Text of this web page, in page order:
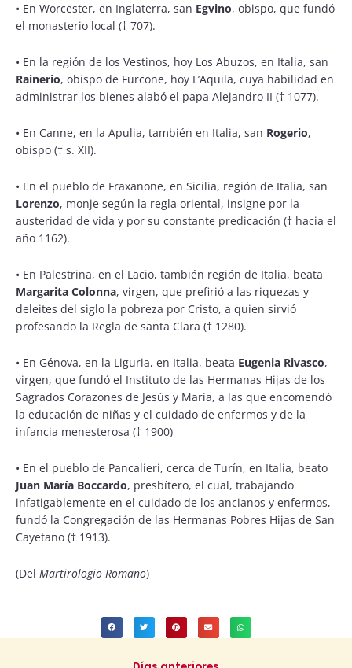
• En Worcester, en Inglaterra, san Egvino, obispo, que fundó
el monasterio local († 707).
• En la región de los Vestinos, hoy Los Abuzos, en Italia, san
Rainerio, obispo de Furcone, hoy L’Aquila, cuya habilidad en
administrar los bienes alabó el papa Alejandro II († 1077).
• En Canne, en la Apulia, también en Italia, san Rogerio,
obispo († s. XII).
• En el pueblo de Fraxanone, en Sicilia, región de Italia, san
Lorenzo, monje según la regla oriental, insigne por la
austeridad de vida y por su constante predicación († hacia el
año 1162).
• En Palestrina, en el Lacio, también región de Italia, beata
Margarita Colonna, virgen, que prefirió a las riquezas y
deleites del siglo la pobreza por Cristo, a quien sirvió
profesando la Regla de santa Clara († 1280).
• En Génova, en la Liguria, en Italia, beata Eugenia Rivasco,
virgen, que fundó el Instituto de las Hermanas Hijas de los
Sagrados Corazones de Jesús y María, a las que encomendó
la educación de niñas y el cuidado de enfermos y de la
infancia menesterosa († 1900)
• En el pueblo de Pancalieri, cerca de Turín, en Italia, beato
Juan María Boccardo, presbítero, el cual, trabajando
infatigablemente en el cuidado de los ancianos y enfermos,
fundó la Congregación de las Hermanas Pobres Hijas de San
Cayetano († 1913).
(Del Martirologio Romano)